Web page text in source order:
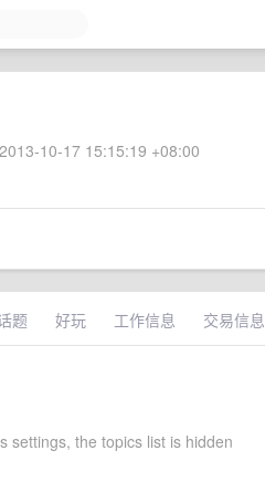
10-17 15:15:19 +08:00
题 好玩 工作信息 交易信息
settings, the topics list is hidden